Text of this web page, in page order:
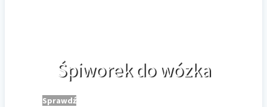
Śpiworek do wózka
Sprawdź